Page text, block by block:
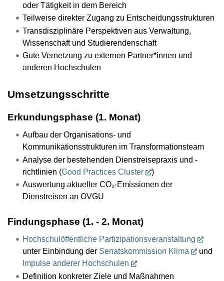
oder Tätigkeit in dem Bereich
Teilweise direkter Zugang zu Entscheidungsstrukturen
Transdisziplinäre Perspektiven aus Verwaltung,
Wissenschaft und Studierendenschaft
Gute Vernetzung zu externen Partner*innen und
anderen Hochschulen
Umsetzungsschritte
Erkundungsphase (1. Monat)
Aufbau der Organisations- und
Kommunikationsstrukturen im Transformationsteam
Analyse der bestehenden Dienstreisepraxis und -
richtlinien (Good Practices Cluster
)
Auswertung aktueller CO₂-Emissionen der
Dienstreisen an OVGU
Findungsphase (1. - 2. Monat)
Hochschulöffentliche Partizipationsveranstaltung
unter Einbindung der Senatskommission Klima
und
Impulse anderer Hochschulen
Definition konkreter Ziele und Maßnahmen